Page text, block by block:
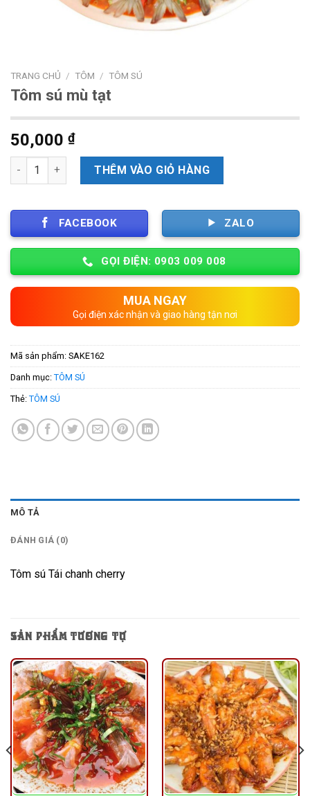
TRANG CHỦ / TÔM / TÔM SÚ
Tôm sú mù tạt
50,000 ₫
Số lượng THÊM VÀO GIỎ HÀNG
FACEBOOK ZALO
GỌI ĐIỆN: 0903 009 008
MUA NGAY
Gọi điện xác nhận và giao hàng tận nơi
Mã sản phẩm: SAKE162
Danh mục: TÔM SÚ
Thẻ: TÔM SÚ
MÔ TẢ
ĐÁNH GIÁ (0)
Tôm sú Tái chanh cherry
SẢN PHẨM TƯƠNG TỰ